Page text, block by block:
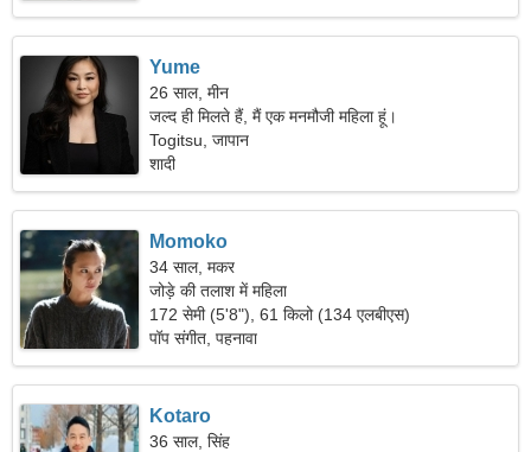
Yume
26 साल, मीन
जल्द ही मिलते हैं, मैं एक मनमौजी महिला हूं।
Togitsu, जापान
शादी
Momoko
34 साल, मकर
जोड़े की तलाश में महिला
172 सेमी (5'8"), 61 किलो (134 एलबीएस)
पॉप संगीत, पहनावा
Kotaro
36 साल, सिंह